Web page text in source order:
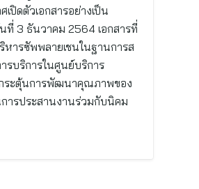
ปิดตัวเอกสารอย่างเป็น
ที่ 3 ธันวาคม 2564 เอกสารที่
ารซัพพลายเชนในฐานการส
รบริการในศูนย์บริการ
ระตุ้นการพัฒนาคุณภาพของ
ารประสานงานร่วมกับนิคม